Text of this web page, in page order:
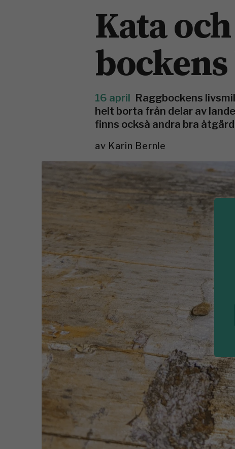
Kata
16 april Raggbockens
helt borta från delar av
finns också andra bra
av Karin Bernle